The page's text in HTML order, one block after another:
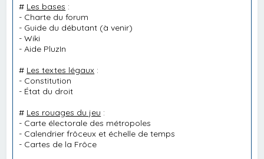
# Les bases :
- Charte du forum
- Guide du débutant (à venir)
-Wiki
-Aide PluzIn
# Les textes légaux :
- Constitution
- État du droit
# Les rouages du jeu :
- Carte électorale des métropoles
- Calendrier frôceux et échelle de temps
- Cartes de la Frôce